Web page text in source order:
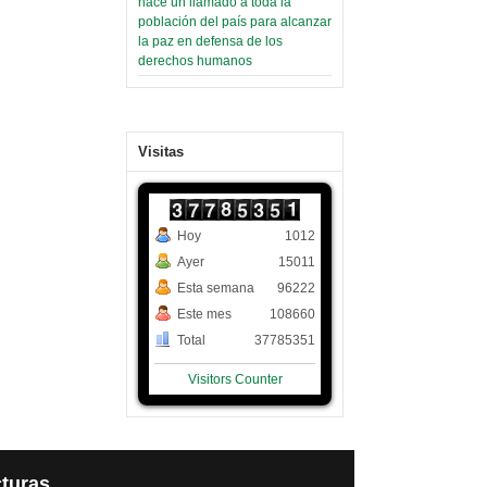
población del país para alcanzar
la paz en defensa de los
derechos humanos
Visitas
Hoy
Ayer
Esta semana
Este mes
Total
1012
15011
96222
108660
37785351
Visitors Counter